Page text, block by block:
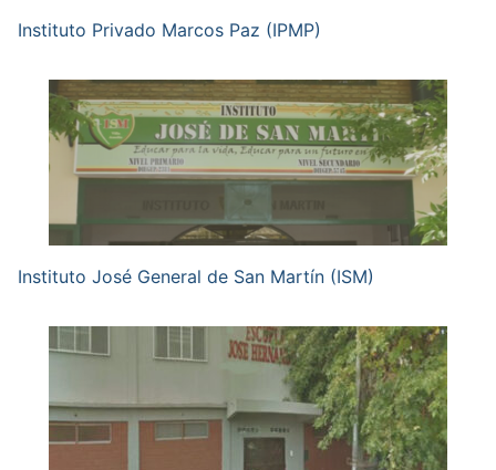
Instituto Privado Marcos Paz (IPMP)
Instituto José General de San Martín (ISM)